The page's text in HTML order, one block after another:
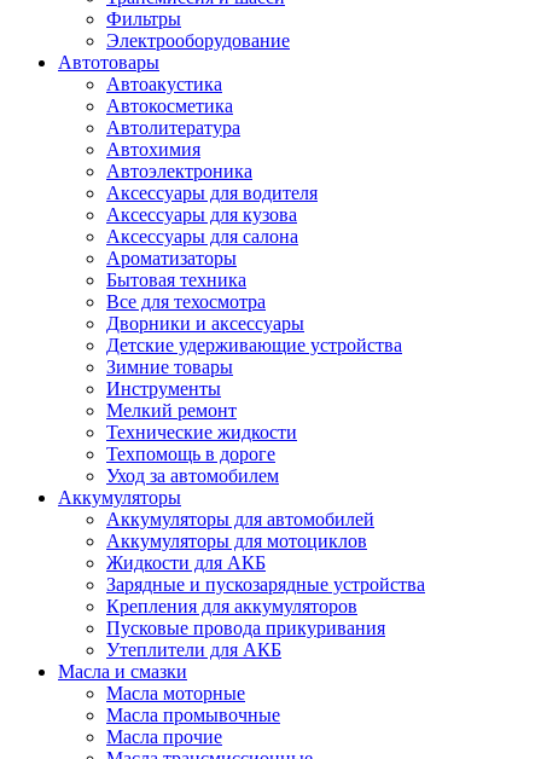
Фильтры
Электрооборудование
Автотовары
Автоакустика
Автокосметика
Автолитература
Автохимия
Автоэлектроника
Аксессуары для водителя
Аксессуары для кузова
Аксессуары для салона
Ароматизаторы
Бытовая техника
Все для техосмотра
Дворники и аксессуары
Детские удерживающие устройства
Зимние товары
Инструменты
Мелкий ремонт
Технические жидкости
Техпомощь в дороге
Уход за автомобилем
Аккумуляторы
Аккумуляторы для автомобилей
Аккумуляторы для мотоциклов
Жидкости для АКБ
Зарядные и пускозарядные устройства
Крепления для аккумуляторов
Пусковые провода прикуривания
Утеплители для АКБ
Масла и смазки
Масла моторные
Масла промывочные
Масла прочие